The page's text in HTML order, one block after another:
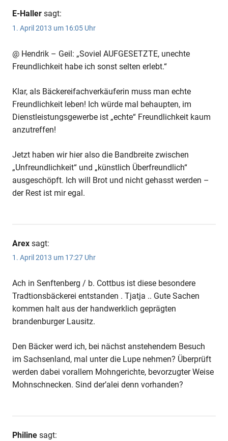
E-Haller sagt:
1. April 2013 um 16:05 Uhr
@ Hendrik – Geil: „Soviel AUFGESETZTE, unechte
Freundlichkeit habe ich sonst selten erlebt.“
Klar, als Bäckereifachverkäuferin muss man echte
Freundlichkeit leben! Ich würde mal behaupten, im
Dienstleistungsgewerbe ist „echte“ Freundlichkeit kaum
anzutreffen!
Jetzt haben wir hier also die Bandbreite zwischen
„Unfreundlichkeit“ und „künstlich Überfreundlich“
ausgeschöpft. Ich will Brot und nicht gehasst werden –
der Rest ist mir egal.
Arex sagt:
1. April 2013 um 17:27 Uhr
Ach in Senftenberg / b. Cottbus ist diese besondere
Tradtionsbäckerei entstanden . Tjatja .. Gute Sachen
kommen halt aus der handwerklich geprägten
brandenburger Lausitz.
Den Bäcker werd ich, bei nächst anstehendem Besuch
im Sachsenland, mal unter die Lupe nehmen? Überprüft
werden dabei vorallem Mohngerichte, bevorzugter Weise
Mohnschnecken. Sind der’alei denn vorhanden?
Philine sagt: